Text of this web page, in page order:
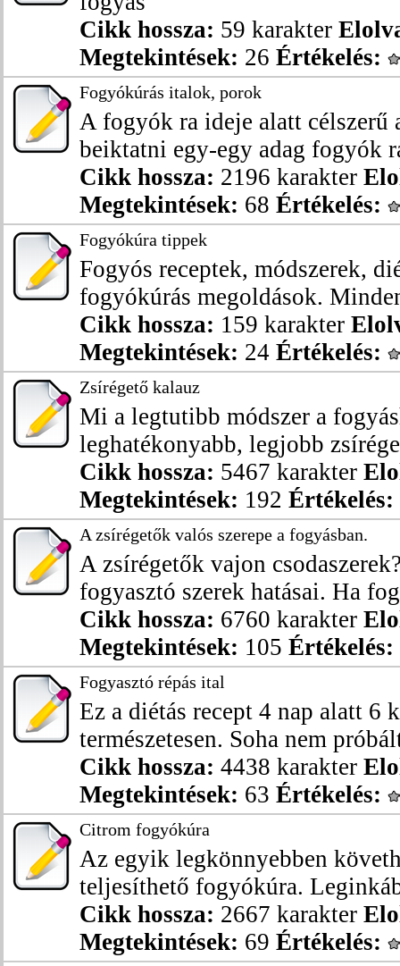
Cikk hossza: 59 karakter
Megtekintések: 26 Értékelés:
Fogyókúrás italok, porok
A fogyók ra ideje alatt célszerű
beiktatni egy-egy adag fogyók
Cikk hossza: 2196 karakter
Megtekintések: 68 Értékelés:
Fogyókúra tippek
Fogyós receptek, módszerek,
fogyókúrás megoldások.
Cikk hossza: 159 karakter
Megtekintések: 24 Értékelés:
Zsírégető kalauz
Mi a legtutibb módszer a
leghatékonyabb, legjobb
Cikk hossza: 5467 karakter
Megtekintések: 192 Értékelés:
A zsírégetők valós szerepe a fogyásban.
A zsírégetők vajon
fogyasztó szerek hatásai. Ha
Cikk hossza: 6760 karakter
Megtekintések: 105 Értékelés:
Fogyasztó répás ital
Ez a diétás recept 4 nap alatt 6
természetesen. Soha nem
Cikk hossza: 4438 karakter
Megtekintések: 63 Értékelés:
Citrom fogyókúra
Az egyik legkönnyebben
teljesíthető fogyókúra.
Cikk hossza: 2667 karakter
Megtekintések: 69 Értékelés: